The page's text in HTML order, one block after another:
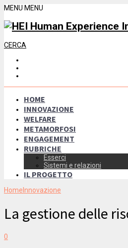
MENU MENU
CERCA
HOME
INNOVAZIONE
WELFARE
METAMORFOSI
ENGAGEMENT
RUBRICHE
Esserci
Sistemi e relazioni
IL PROGETTO
Home Innovazione
La gestione delle
0